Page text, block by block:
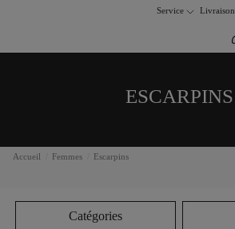
Livraison
Service
ESCARPINS
Accueil Femmes Escarpins
Catégories